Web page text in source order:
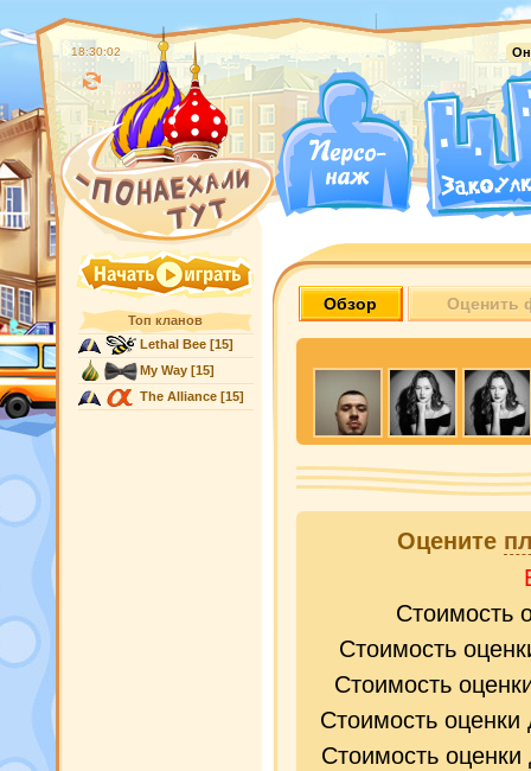
18:30:03
Топ кланов
Lethal Bee[15]
My Way[15]
The Alliance[15]
Обзор Оценить
Оцените
Стоимость
Стоимость
Стоимость
Стоимость
Стоимость